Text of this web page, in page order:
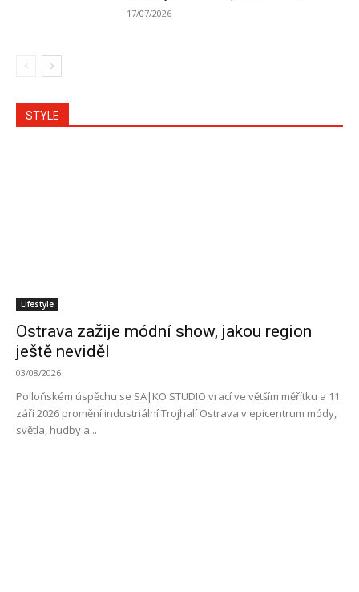
17/07/2026
STYLE
Lifestyle
Ostrava zažije módní show, jakou region
ještě neviděl
03/08/2026
Po loňském úspěchu se SA|KO STUDIO vrací ve větším měřítku a 11.
září 2026 promění industriální Trojhalí Ostrava v epicentrum módy,
světla, hudby a...